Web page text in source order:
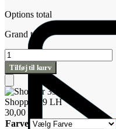
Options total
Grand total
Shopper
39
LH
antal
Tilføj til kurv
Tilføj
til
kurv
Shopper 39 LH
30,00
Farve